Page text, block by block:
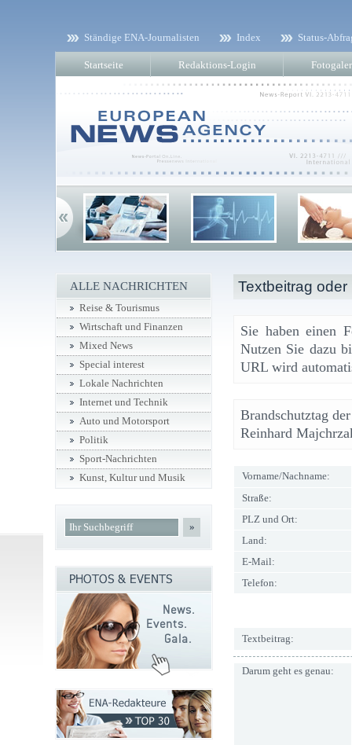
Ständige ENA-Journalisten Index Status-
Startseite Redaktions-Login
Textbeitrag
Sie haben einen
Nutzen Sie dazu
URL wird
Brandschutztag
Reinhard
Vorname/Nachname:
Straße:
PLZ und Ort:
Land:
E-Mail:
Telefon:
Textbeitrag:
Darum geht es genau:
ALLE NACHRICHTEN
Reise & Tourismus
Wirtschaft und Finanzen
Mixed News
Special interest
Lokale Nachrichten
Internet und Technik
Auto und Motorsport
Politik
Sport-Nachrichten
Kunst, Kultur und Musik
»